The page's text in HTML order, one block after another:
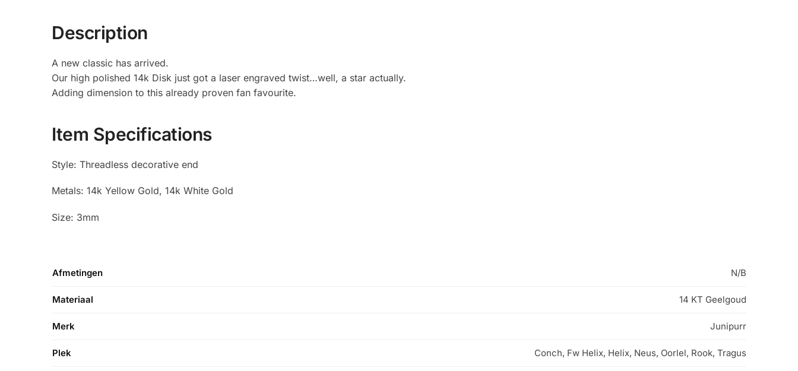
Description
A new classic has arrived.
Our high polished 14k Disk just got a laser engraved twist…well, a star actually.
Adding dimension to this already proven fan favourite.
Item Specifications
Style: Threadless decorative end
Metals: 14k Yellow Gold, 14k White Gold
Size: 3mm
Afmetingen N/B
Materiaal 14 KT Geelgoud
Merk Junipurr
Plek Conch, Fw Helix, Helix, Neus, Oorlel, Rook, Tragus